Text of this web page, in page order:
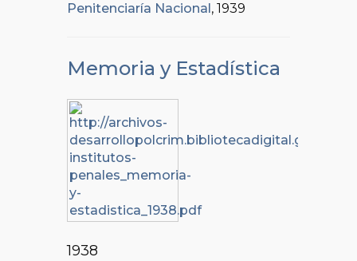
Penitenciaría Nacional , 1939
Memoria y Estadística
1938